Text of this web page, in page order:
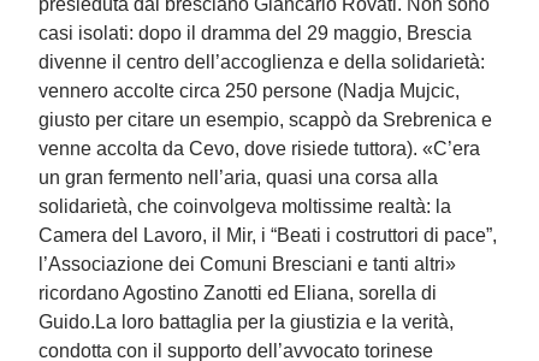
presieduta dal bresciano Giancarlo Rovati. Non sono
casi isolati: dopo il dramma del 29 maggio, Brescia
divenne il centro dell’accoglienza e della solidarietà:
vennero accolte circa 250 persone (Nadja Mujcic,
giusto per citare un esempio, scappò da Srebrenica e
venne accolta da Cevo, dove risiede tuttora). «C’era
un gran fermento nell’aria, quasi una corsa alla
solidarietà, che coinvolgeva moltissime realtà: la
Camera del Lavoro, il Mir, i “Beati i costruttori di pace”,
l’Associazione dei Comuni Bresciani e tanti altri»
ricordano Agostino Zanotti ed Eliana, sorella di
Guido.La loro battaglia per la giustizia e la verità,
condotta con il supporto dell’avvocato torinese